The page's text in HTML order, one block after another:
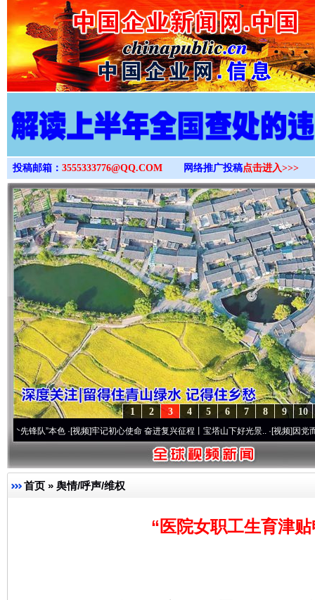
>
投稿邮箱： 3555333776@QQ.COM 网络推广投稿点击进入>>>
10
9
8
7
6
5
4
3
2
1
·[视频]牢记初心使命 奋进复兴征程丨宝塔山下好光景..·[视频]因党而生 为党而
首页 » 舆情/呼声/维权
“医院女职工生育津